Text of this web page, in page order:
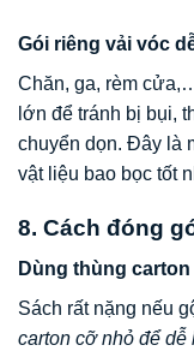
Gói riêng vải vóc
Chăn, ga, rèm
lớn để tránh bị bụi,
chuyển dọn. Đây là
vật liệu bao bọc tốt
8. Cách đóng
Dùng thùng
Sách rất nặng nếu
carton cỡ nhỏ để dễ